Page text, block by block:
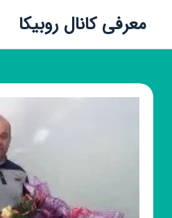
معرفی کانال روبیکا